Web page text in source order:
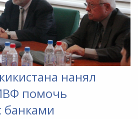
нанял
помочь
банками